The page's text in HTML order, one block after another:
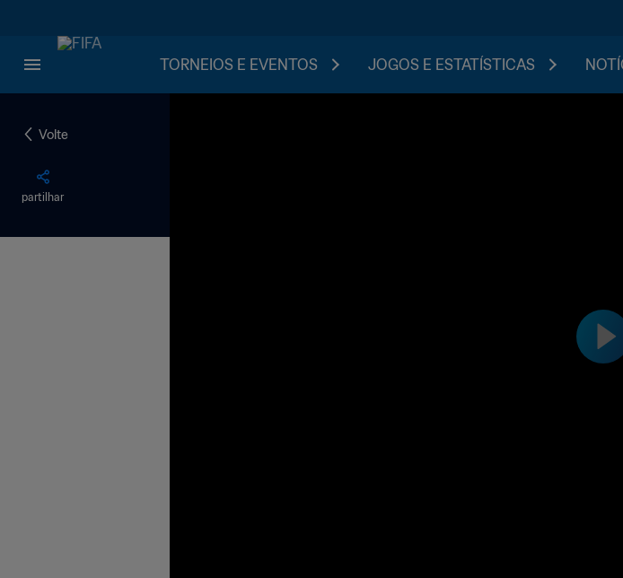
TORNEIOS E EVENTOS JOGOS E ESTATÍSTICAS
Volte
partilhar